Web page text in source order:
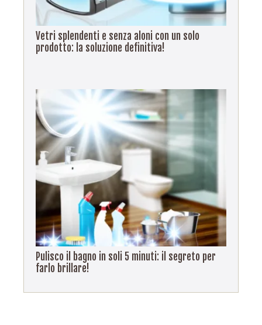
Vetri splendenti e senza aloni con un solo
prodotto: la soluzione definitiva!
Pulisco il bagno in soli 5 minuti: il segreto per
farlo brillare!